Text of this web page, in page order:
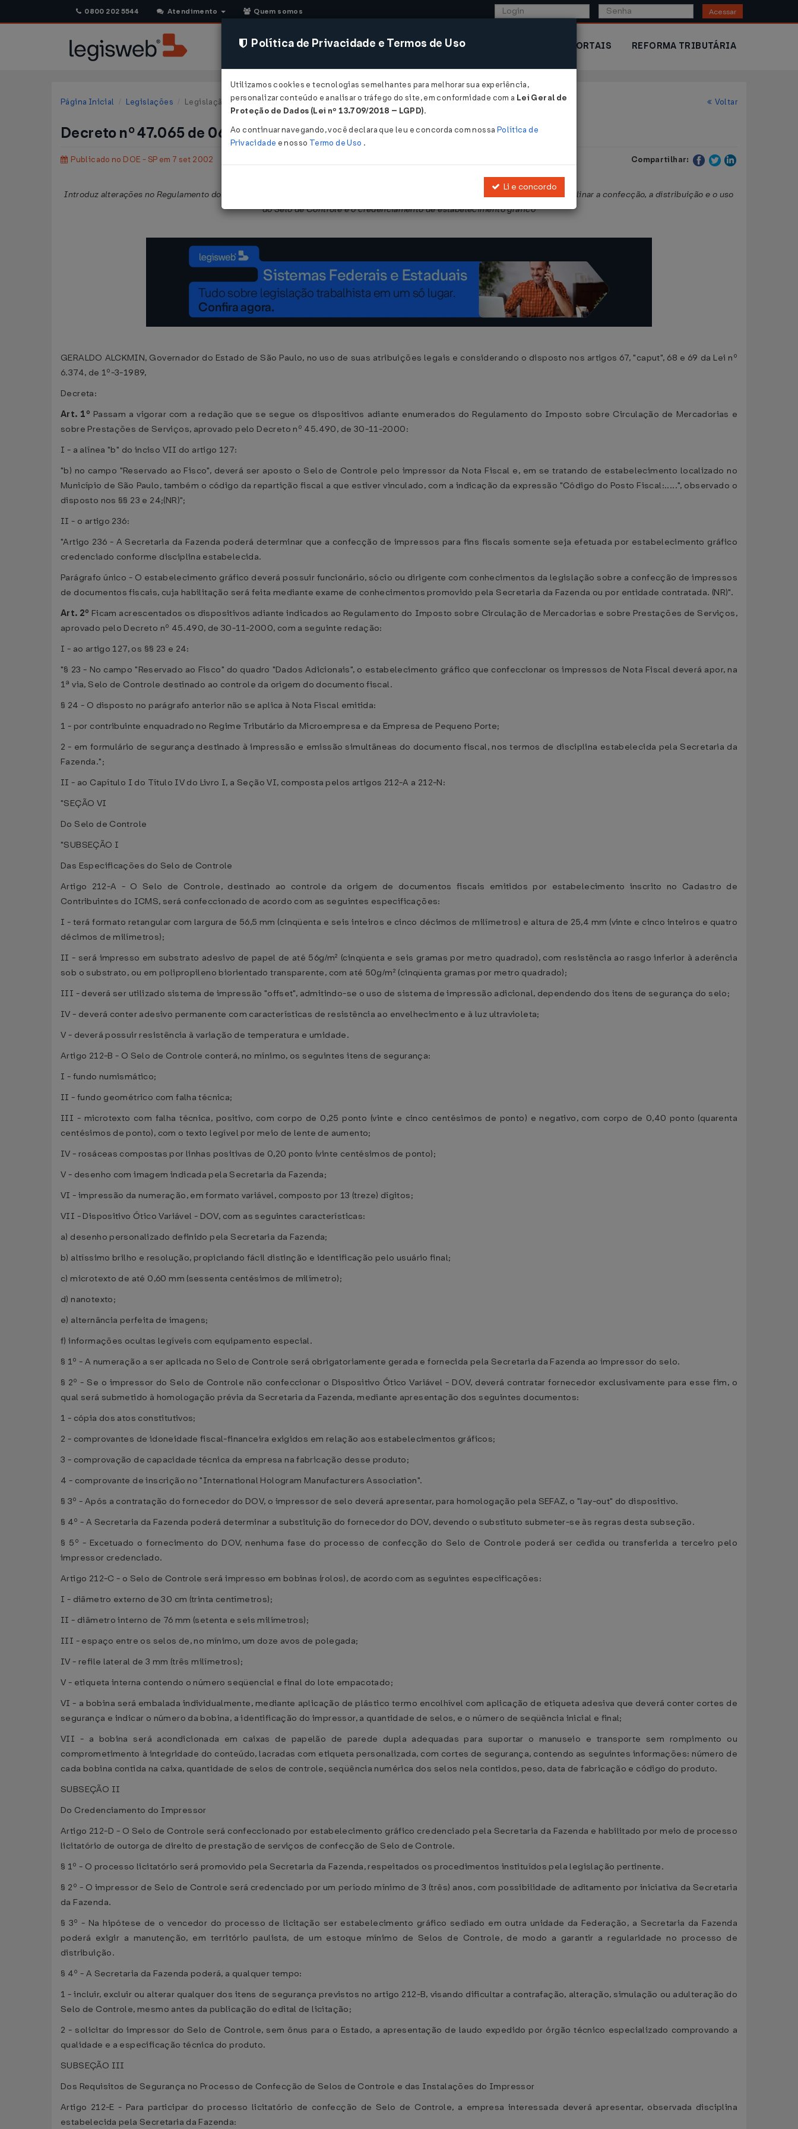
0800 202 5544 Atendimento Quem somos Acessar
CONSULTORIA SISTEMAS COMÉRCIO EXTERIOR PORTAIS REFORMA TRIBUTÁRIA
Página Inicial Legislações Legislação Estadual - São Paulo Voltar
Decreto nº 47.065 de 06/09/2002
Publicado no DOE - SP em 7 set 2002 Compartilhar:
Introduz alterações no Regulamento do Imposto sobre Circulação de Mercadorias e Prestações de Serviços - RICMS para disciplinar a confecção, a distribuição e o uso
do Selo de Controle e o credenciamento de estabelecimento gráfico
GERALDO ALCKMIN, Governador do Estado de São Paulo, no uso de suas atribuições legais e considerando o disposto nos artigos 67, "caput", 68 e 69 da Lei nº
6.374, de 1º-3-1989,
Decreta:
Art. 1º Passam a vigorar com a redação que se segue os dispositivos adiante enumerados do Regulamento do Imposto sobre Circulação de Mercadorias e
sobre Prestações de Serviços, aprovado pelo Decreto nº 45.490, de 30-11-2000:
I - a alínea "b" do inciso VII do artigo 127:
"b) no campo "Reservado ao Fisco", deverá ser aposto o Selo de Controle pelo impressor da Nota Fiscal e, em se tratando de estabelecimento localizado no
Município de São Paulo, também o código da repartição fiscal a que estiver vinculado, com a indicação da expressão "Código do Posto Fiscal:.....", observado o
disposto nos §§ 23 e 24;(NR)";
II - o artigo 236:
"Artigo 236 - A Secretaria da Fazenda poderá determinar que a confecção de impressos para fins fiscais somente seja efetuada por estabelecimento gráfico
credenciado conforme disciplina estabelecida.
Parágrafo único - O estabelecimento gráfico deverá possuir funcionário, sócio ou dirigente com conhecimentos da legislação sobre a confecção de impressos
de documentos fiscais, cuja habilitação será feita mediante exame de conhecimentos promovido pela Secretaria da Fazenda ou por entidade contratada. (NR)".
Art. 2º Ficam acrescentados os dispositivos adiante indicados ao Regulamento do Imposto sobre Circulação de Mercadorias e sobre Prestações de Serviços,
aprovado pelo Decreto nº 45.490, de 30-11-2000, com a seguinte redação:
I - ao artigo 127, os §§ 23 e 24:
"§ 23 - No campo "Reservado ao Fisco" do quadro "Dados Adicionais", o estabelecimento gráfico que confeccionar os impressos de Nota Fiscal deverá apor, na
1ª via, Selo de Controle destinado ao controle da origem do documento fiscal.
§ 24 - O disposto no parágrafo anterior não se aplica à Nota Fiscal emitida:
1 - por contribuinte enquadrado no Regime Tributário da Microempresa e da Empresa de Pequeno Porte;
2 - em formulário de segurança destinado à impressão e emissão simultâneas do documento fiscal, nos termos de disciplina estabelecida pela Secretaria da
Fazenda.";
II - ao Capítulo I do Título IV do Livro I, a Seção VI, composta pelos artigos 212-A a 212-N:
"SEÇÃO VI
Do Selo de Controle
"SUBSEÇÃO I
Das Especificações do Selo de Controle
Artigo 212-A - O Selo de Controle, destinado ao controle da origem de documentos fiscais emitidos por estabelecimento inscrito no Cadastro de
Contribuintes do ICMS, será confeccionado de acordo com as seguintes especificações:
I - terá formato retangular com largura de 56,5 mm (cinqüenta e seis inteiros e cinco décimos de milímetros) e altura de 25,4 mm (vinte e cinco inteiros e quatro
décimos de milímetros);
II - será impresso em substrato adesivo de papel de até 56g/m² (cinqüenta e seis gramas por metro quadrado), com resistência ao rasgo inferior à aderência
sob o substrato, ou em polipropileno biorientado transparente, com até 50g/m² (cinqüenta gramas por metro quadrado);
III - deverá ser utilizado sistema de impressão "offset", admitindo-se o uso de sistema de impressão adicional, dependendo dos itens de segurança do selo;
IV - deverá conter adesivo permanente com características de resistência ao envelhecimento e à luz ultravioleta;
V - deverá possuir resistência à variação de temperatura e umidade.
Artigo 212-B - O Selo de Controle conterá, no mínimo, os seguintes itens de segurança:
I - fundo numismático;
II - fundo geométrico com falha técnica;
III - microtexto com falha técnica, positivo, com corpo de 0,25 ponto (vinte e cinco centésimos de ponto) e negativo, com corpo de 0,40 ponto (quarenta
centésimos de ponto), com o texto legível por meio de lente de aumento;
IV - rosáceas compostas por linhas positivas de 0,20 ponto (vinte centésimos de ponto);
V - desenho com imagem indicada pela Secretaria da Fazenda;
VI - impressão da numeração, em formato variável, composto por 13 (treze) dígitos;
VII - Dispositivo Ótico Variável - DOV, com as seguintes características:
a) desenho personalizado definido pela Secretaria da Fazenda;
b) altíssimo brilho e resolução, propiciando fácil distinção e identificação pelo usuário final;
c) microtexto de até 0,60 mm (sessenta centésimos de milímetro);
d) nanotexto;
e) alternância perfeita de imagens;
f) informações ocultas legíveis com equipamento especial.
§ 1º - A numeração a ser aplicada no Selo de Controle será obrigatoriamente gerada e fornecida pela Secretaria da Fazenda ao impressor do selo.
§ 2º - Se o impressor do Selo de Controle não confeccionar o Dispositivo Ótico Variável - DOV, deverá contratar fornecedor exclusivamente para esse fim, o
qual será submetido à homologação prévia da Secretaria da Fazenda, mediante apresentação dos seguintes documentos:
1 - cópia dos atos constitutivos;
2 - comprovantes de idoneidade fiscal-financeira exigidos em relação aos estabelecimentos gráficos;
3 - comprovação de capacidade técnica da empresa na fabricação desse produto;
4 - comprovante de inscrição no "International Hologram Manufacturers Association".
§ 3º - Após a contratação do fornecedor do DOV, o impressor de selo deverá apresentar, para homologação pela SEFAZ, o "lay-out" do dispositivo.
§ 4º - A Secretaria da Fazenda poderá determinar a substituição do fornecedor do DOV, devendo o substituto submeter-se às regras desta subseção.
§ 5º - Excetuado o fornecimento do DOV, nenhuma fase do processo de confecção do Selo de Controle poderá ser cedida ou transferida a terceiro pelo
impressor credenciado.
Artigo 212-C - o Selo de Controle será impresso em bobinas (rolos), de acordo com as seguintes especificações:
I - diâmetro externo de 30 cm (trinta centímetros);
II - diâmetro interno de 76 mm (setenta e seis milímetros);
III - espaço entre os selos de, no mínimo, um doze avos de polegada;
IV - refile lateral de 3 mm (três milímetros);
V - etiqueta interna contendo o número seqüencial e final do lote empacotado;
VI - a bobina será embalada individualmente, mediante aplicação de plástico termo encolhível com aplicação de etiqueta adesiva que deverá conter cortes de
segurança e indicar o número da bobina, a identificação do impressor, a quantidade de selos, e o número de seqüência inicial e final;
VII - a bobina será acondicionada em caixas de papelão de parede dupla adequadas para suportar o manuseio e transporte sem rompimento ou
comprometimento à integridade do conteúdo, lacradas com etiqueta personalizada, com cortes de segurança, contendo as seguintes informações: número de
cada bobina contida na caixa, quantidade de selos de controle, seqüência numérica dos selos nela contidos, peso, data de fabricação e código do produto.
SUBSEÇÃO II
Do Credenciamento do Impressor
Artigo 212-D - O Selo de Controle será confeccionado por estabelecimento gráfico credenciado pela Secretaria da Fazenda e habilitado por meio de processo
licitatório de outorga de direito de prestação de serviços de confecção de Selo de Controle.
§ 1º - O processo licitatório será promovido pela Secretaria da Fazenda, respeitados os procedimentos instituídos pela legislação pertinente.
§ 2º - O impressor de Selo de Controle será credenciado por um período mínimo de 3 (três) anos, com possibilidade de aditamento por iniciativa da Secretaria
da Fazenda.
§ 3º - Na hipótese de o vencedor do processo de licitação ser estabelecimento gráfico sediado em outra unidade da Federação, a Secretaria da Fazenda
poderá exigir a manutenção, em território paulista, de um estoque mínimo de Selos de Controle, de modo a garantir a regularidade no processo de
distribuição.
§ 4º - A Secretaria da Fazenda poderá, a qualquer tempo:
1 - incluir, excluir ou alterar qualquer dos itens de segurança previstos no artigo 212-B, visando dificultar a contrafação, alteração, simulação ou adulteração do
Selo de Controle, mesmo antes da publicação do edital de licitação;
2 - solicitar do impressor do Selo de Controle, sem ônus para o Estado, a apresentação de laudo expedido por órgão técnico especializado comprovando a
qualidade e a especificação técnica do produto.
SUBSEÇÃO III
Dos Requisitos de Segurança no Processo de Confecção de Selos de Controle e das Instalações do Impressor
Artigo 212-E - Para participar do processo licitatório de confecção de Selo de Controle, a empresa interessada deverá apresentar, observada disciplina
estabelecida pela Secretaria da Fazenda:
Política de Privacidade e Termos de Uso
Utilizamos cookies e tecnologias semelhantes para melhorar sua experiência,
personalizar conteúdo e analisar o tráfego do site, em conformidade com a Lei Geral de
Proteção de Dados (Lei nº 13.709/2018 – LGPD).
Ao continuar navegando, você declara que leu e concorda com nossa Política de
Privacidade e nosso Termo de Uso .
Li e concordo